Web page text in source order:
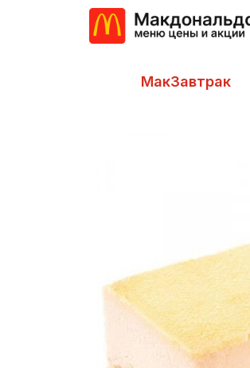
МакЗавтрак